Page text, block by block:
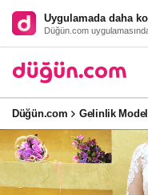
Uygulamada daha
Düğün.com
Düğün.com Gelinlik